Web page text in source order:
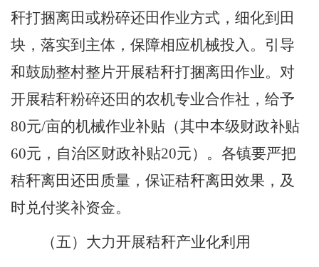
秆打捆离田或粉碎还田作业方式，细化到田
块，落实到主体，保障相应机械投入。引导
和鼓励整村整片开展秸秆打捆离田作业。对
开展秸秆粉碎还田的农机专业合作社，给予
80元/亩的机械作业补贴（其中本级财政补贴
60元，自治区财政补贴20元）。各镇要严把
秸秆离田还田质量，保证秸秆离田效果，及
时兑付奖补资金。
（五）大力开展秸秆产业化利用